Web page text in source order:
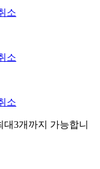
소
소
소
3개까지 가능합니